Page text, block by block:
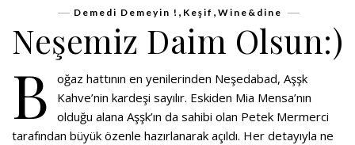
Demedi Demeyin ! , Keşif , Wine&dine
Neşemiz Daim Olsun:)
B
oğaz hattının en yenilerinden Neşedabad, Aşşk
Kahve’nin kardeşi sayılır. Eskiden Mia Mensa’nın
olduğu alana Aşşk’ın da sahibi olan Petek Mermerci
tarafından büyük özenle hazırlanarak açıldı. Her detayıyla ne